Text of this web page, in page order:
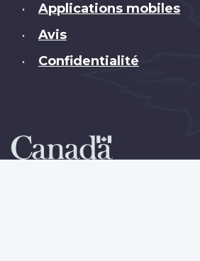
• Applications mobiles
• Avis
• Confidentialité